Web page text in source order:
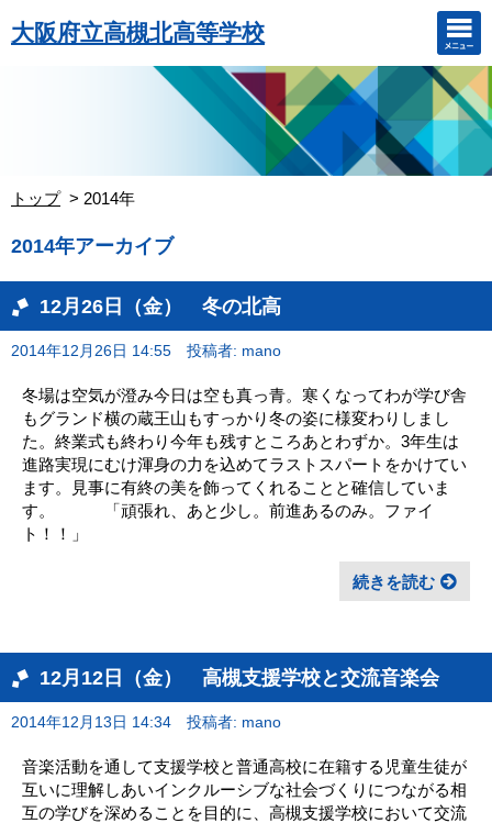
大阪府立高槻北高等学校
トップ 2014年
2014年アーカイブ
12月26日（金） 冬の北高
2014年12月26日 14:55 投稿者: mano
冬場は空気が澄み今日は空も真っ青。寒くなってわが学び舎
もグランド横の蔵王山もすっかり冬の姿に様変わりしまし
た。終業式も終わり今年も残すところあとわずか。3年生は
進路実現にむけ渾身の力を込めてラストスパートをかけてい
ます。見事に有終の美を飾ってくれることと確信していま
す。 「頑張れ、あと少し。前進あるのみ。ファイ
ト！！」
続きを読む
12月12日（金） 高槻支援学校と交流音楽会
2014年12月13日 14:34 投稿者: mano
音楽活動を通して支援学校と普通高校に在籍する児童生徒が
互いに理解しあいインクルーシブな社会づくりにつながる相
互の学びを深めることを目的に、高槻支援学校において交流